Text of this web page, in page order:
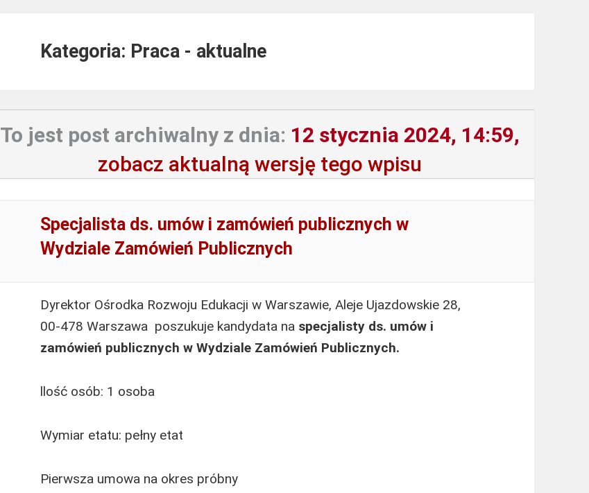
Kategoria: Praca - aktualne
To jest post archiwalny z dnia: 12 stycznia 2024, 14:59,
zobacz aktualną wersję tego wpisu
Specjalista ds. umów i zamówień publicznych w
Wydziale Zamówień Publicznych
Dyrektor Ośrodka Rozwoju Edukacji w Warszawie, Aleje Ujazdowskie 28,
00-478 Warszawa poszukuje kandydata na specjalisty ds. umów i
zamówień publicznych w Wydziale Zamówień Publicznych.
llość osób: 1 osoba
Wymiar etatu: pełny etat
Pierwsza umowa na okres próbny